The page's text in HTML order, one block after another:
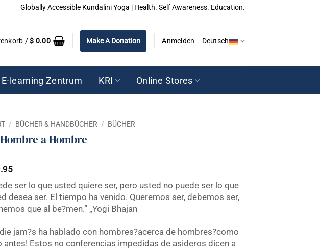
Globally Accessible Kundalini Yoga | Health. Self Awareness. Education.
/$ 0.00 Make A Donation Anmelden Deutsch
E-learning Zentrum KRI Online Stores
/ BÜCHER & HANDBÜCHER / BÜCHER
a Hombre
ser lo que usted quiere ser, pero usted no puede ser lo que
desea ser. El tiempo ha venido. Queremos ser, debemos ser,
que al be?men.” „Yogi Bhajan
jam?s ha hablado con hombres?acerca de hombres?como
antes! Estos no conferencias impedidas de asideros dicen a